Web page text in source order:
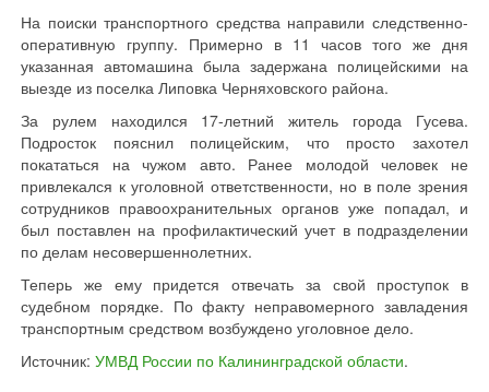
На поиски транспортного средства направили следственно-
оперативную группу. Примерно в 11 часов того же дня
указанная автомашина была задержана полицейскими на
выезде из поселка Липовка Черняховского района.
За рулем находился 17-летний житель города Гусева.
Подросток пояснил полицейским, что просто захотел
покататься на чужом авто. Ранее молодой человек не
привлекался к уголовной ответственности, но в поле зрения
сотрудников правоохранительных органов уже попадал, и
был поставлен на профилактический учет в подразделении
по делам несовершеннолетних.
Теперь же ему придется отвечать за свой проступок в
судебном порядке. По факту неправомерного завладения
транспортным средством возбуждено уголовное дело.
Источник: УМВД России по Калининградской области.